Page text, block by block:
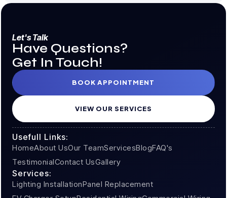
consectetur est. Donec blandit mollis risus […]
Let's Talk
Have Questions?
Get In Touch!
BOOK APPOINTMENT
VIEW OUR SERVICES
Usefull Links:
HomeAbout UsOur TeamServicesBlogFAQ's
TestimonialContact UsGallery
Services:
Lighting InstallationPanel Replacement